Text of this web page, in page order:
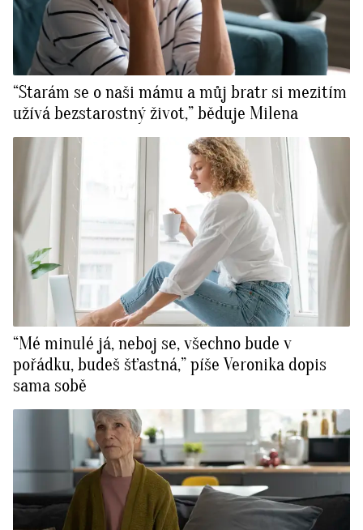
“Starám se o naši mámu a můj bratr si mezitím
užívá bezstarostný život,” běduje Milena
“Mé minulé já, neboj se, všechno bude v
pořádku, budeš šťastná,” píše Veronika dopis
sama sobě